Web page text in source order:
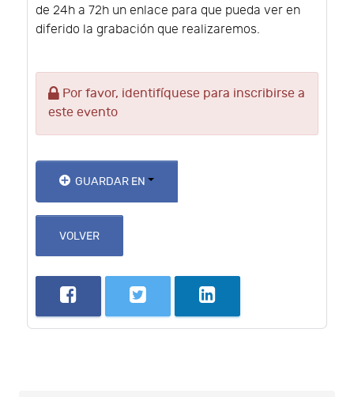
de 24h a 72h un enlace para que pueda ver en
diferido la grabación que realizaremos.
Por favor, identifíquese para inscribirse a
este evento
GUARDAR EN
VOLVER